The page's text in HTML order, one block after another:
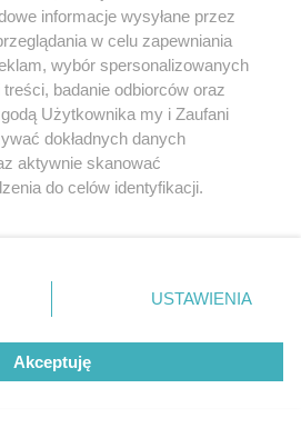
Nieborów.
pomogli
informacje wysyłane przez
w celu zapewniania
wybór spersonalizowanych
badanie odbiorców oraz
Użytkownika my i Zaufani
dokładnych danych
aktywnie skanować
do celów identyfikacji.
przycisk ustawień prywatności
dolnym rogu strony
nie wymagają zgody
prawo sprzeciwić się takiemu
będą miały zastosowanie tylko
USTAWIENIA
Akceptuję